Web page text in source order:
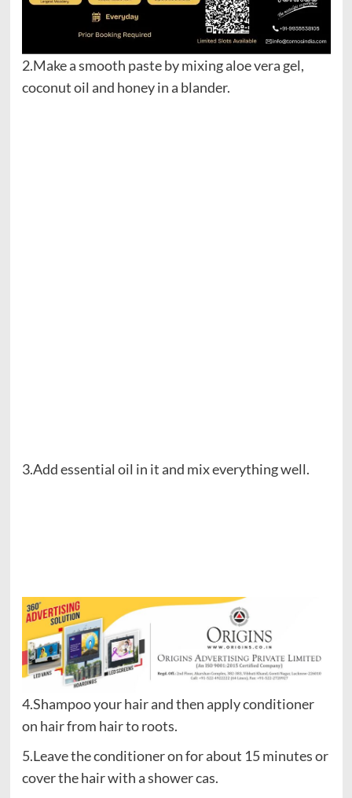
2.Make a smooth paste by mixing aloe vera gel,
coconut oil and honey in a blander.
3.Add essential oil in it and mix everything well.
4.Shampoo your hair and then apply conditioner
on hair from hair to roots.
5.Leave the conditioner on for about 15 minutes or
cover the hair with a shower cas.